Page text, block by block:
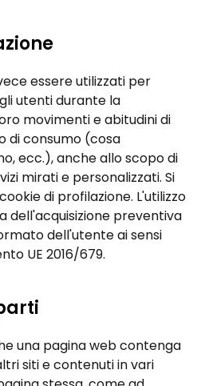
essere utilizzati per
utenti durante la
movimenti e abitudini di
di consumo (cosa
ecc.), anche allo scopo di
mirati e personalizzati. Si
di profilazione. L'utilizzo
dell'acquisizione preventiva
dell'utente ai sensi
UE 2016/679.
una pagina web contenga
siti e contenuti in vari